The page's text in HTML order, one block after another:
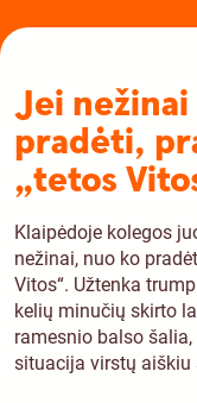
Jei
pradėti,
„tetos
Klaipėdoje kolegos
nežinai, nuo ko
Vitos“. Užtenka
kelių minučių skirto
ramesnio balso
situacija virstų aiškiu